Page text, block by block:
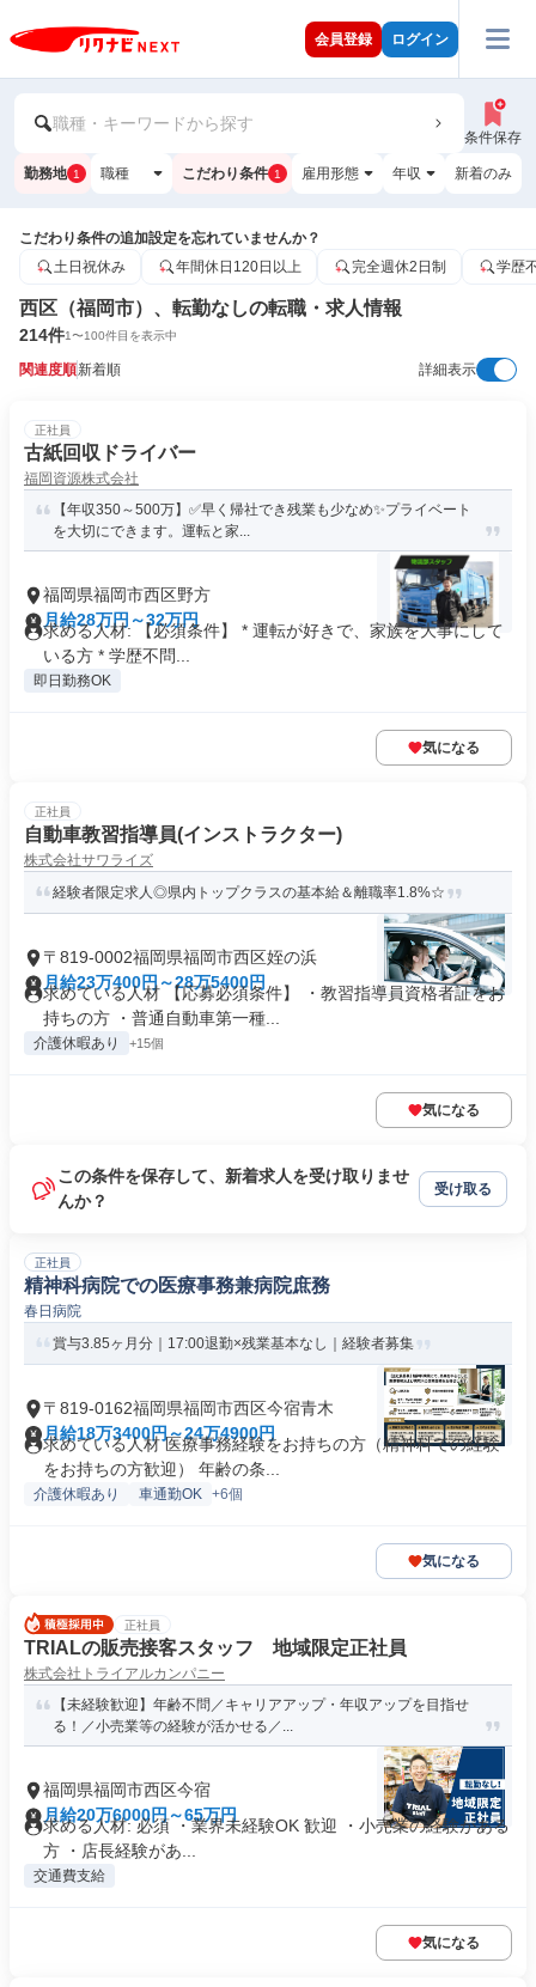
会員登録 ログイン
職種・キーワードから探す
条件保存
勤務地 1 職種 こだわり条件 1 雇用形態 年収 新着のみ
こだわり条件の追加設定を忘れていませんか？
土日祝休み
年間休日120日以上 完全週休2日制 学歴
西区（福岡市）、転勤なしの転職・求人情報
214件1〜100件目を表示中
関連度順新着順 詳細表示
正社員
古紙回収ドライバー
福岡資源株式会社
【年収350～500万】✅早く帰社でき残業も少なめ✨プライベート
を大切にできます。運転と家...
福岡県福岡市西区野方
月給28万円～32万円
求める人材: 【必須条件】 * 運転が好きで、家族を大事にして
いる方 * 学歴不問...
即日勤務OK
気になる
正社員
自動車教習指導員(インストラクター)
株式会社サワライズ
経験者限定求人◎県内トップクラスの基本給＆離職率1.8%☆
〒819-0002福岡県福岡市西区姪の浜
月給23万400円～28万5400円
求めている人材 【応募必須条件】 ・教習指導員資格者証をお
持ちの方 ・普通自動車第一種...
介護休暇あり +15個
気になる
この条件を保存して、新着求人を受け取りませ
んか？
受け取る
正社員
精神科病院での医療事務兼病院庶務
春日病院
賞与3.85ヶ月分｜17:00退勤×残業基本なし｜経験者募集
〒819-0162福岡県福岡市西区今宿青木
月給18万3400円～24万4900円
求めている人材 医療事務経験をお持ちの方（精神科での経験
をお持ちの方歓迎） 年齢の条...
介護休暇あり 車通勤OK +6個
気になる
正社員
TRIALの販売接客スタッフ 地域限定正社員
株式会社トライアルカンパニー
【未経験歓迎】年齢不問／キャリアアップ・年収アップを目指せ
る！／小売業等の経験が活かせる／...
福岡県福岡市西区今宿
月給20万6000円～65万円
求める人材: 必須 ・業界未経験OK 歓迎 ・小売業の経験がある
方 ・店長経験があ...
交通費支給
気になる